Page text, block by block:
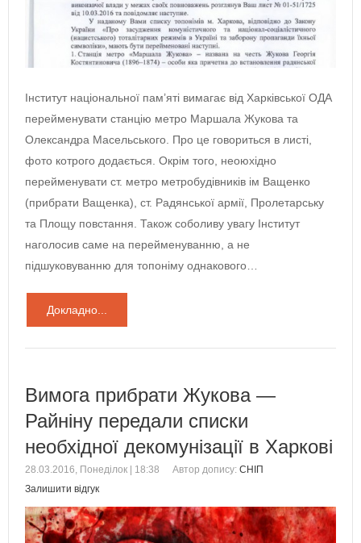
Інститут національної пам’яті вимагає від Харківської ОДА
перейменувати станцію метро Маршала Жукова та
Олександра Масельського. Про це говориться в листі,
фото котрого додається. Окрім того, неоюхідно
перейменувати ст. метро метробудівників ім Ващенко
(прибрати Ващенка), ст. Радянської армії, Пролетарську
та Площу повстання. Також соболиву увагу Інститут
наголосив саме на перейменуванню, а не
підшуковуванню для топоніму однакового…
Докладно...
Вимога прибрати Жукова —
Райніну передали списки
необхідної декомунізації в Харкові
28.03.2016, Понеділок | 18:38 Автор допису: СНІП
Залишити відгук